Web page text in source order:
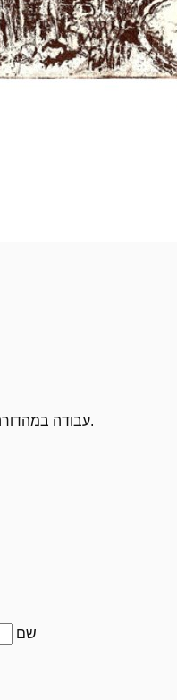
עבודה במהדורה של 10 עבודות, ממוספרת וחתומה.
שם